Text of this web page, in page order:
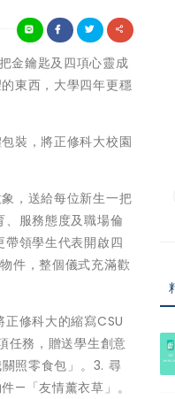
金鑰匙及四項心靈成
東西，大學四年更穩
裝，將正修科大校園
，送給每位新生一把
服務態度及職場倫
領學生代表開啟四
件，整個儀式充滿歡
修科大的縮寫CSU
任務，贈送學生創意
照零食包」。3. 尋
—「友情薰衣草」。